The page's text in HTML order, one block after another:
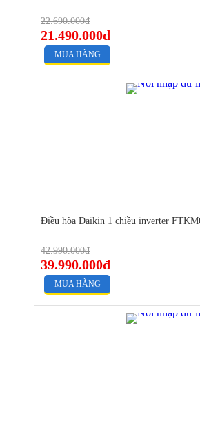
22.690.000đ
21.490.000đ
MUA HÀNG
Điều hòa Daikin 1 chiều inverter
42.990.000đ
39.990.000đ
MUA HÀNG